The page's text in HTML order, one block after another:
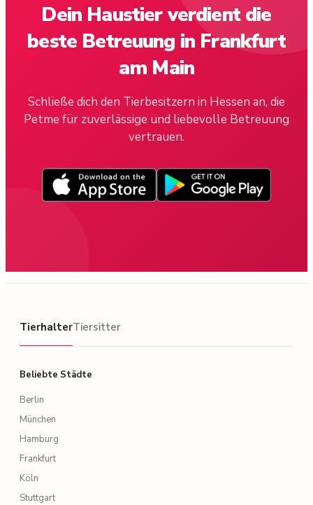
Dein Haustier verdient die
beste Betreuung in Frankfurt
am Main
Schließe dich den Tierbesitzern in Hessen an, die
Petme für zuverlässige und liebevolle Betreuung
vertrauen.
Tierhalter
TierhalterTiersitter
Beliebte Städte
Berlin
München
Hamburg
Frankfurt
Köln
Stuttgart